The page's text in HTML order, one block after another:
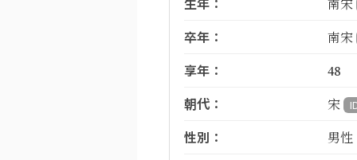
南宋
卒年： 南宋
享年： 48
朝代： 宋
性別： 男性